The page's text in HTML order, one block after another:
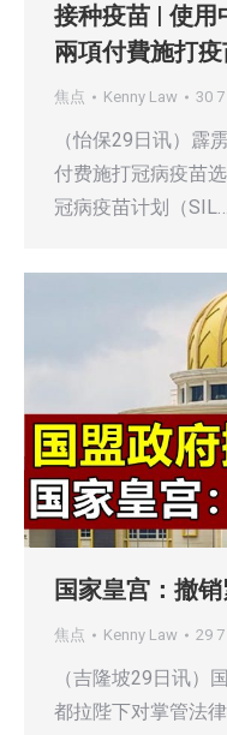
接种疫苗 | 使用
兩項付費施打
焦点 Kenny Law 30 7
（怡保29日讯）霹
付费施打冠病疫苗
冠病疫苗计划（SIL…
国家皇宫：撤
焦点 Kenny Law 29 7
（吉隆坡29日讯）
都拉陛下对掌管法